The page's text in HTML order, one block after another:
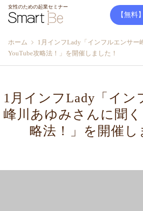
女性のための起業セミナー
【無料
ホーム
1月インフLady「インフルエンサー
YouTube攻略法！」を開催しました！
1月インフLady「イン
峰川あゆみさんに聞く
略法！」を開催し